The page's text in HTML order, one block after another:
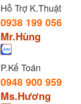
Hỗ Trợ K.Thuật
0938 199 056
Mr.Hùng
P.Kế Toán
0948 900 959
Ms.Hương